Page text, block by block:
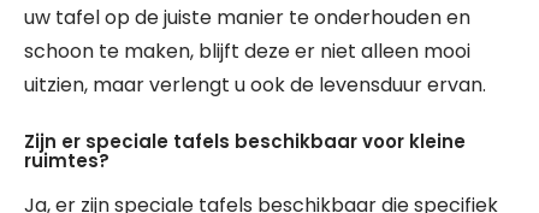
uw tafel op de juiste manier te onderhouden en
schoon te maken, blijft deze er niet alleen mooi
uitzien, maar verlengt u ook de levensduur ervan.
Zijn er speciale tafels beschikbaar voor kleine
ruimtes?
Ja, er zijn speciale tafels beschikbaar die specifiek